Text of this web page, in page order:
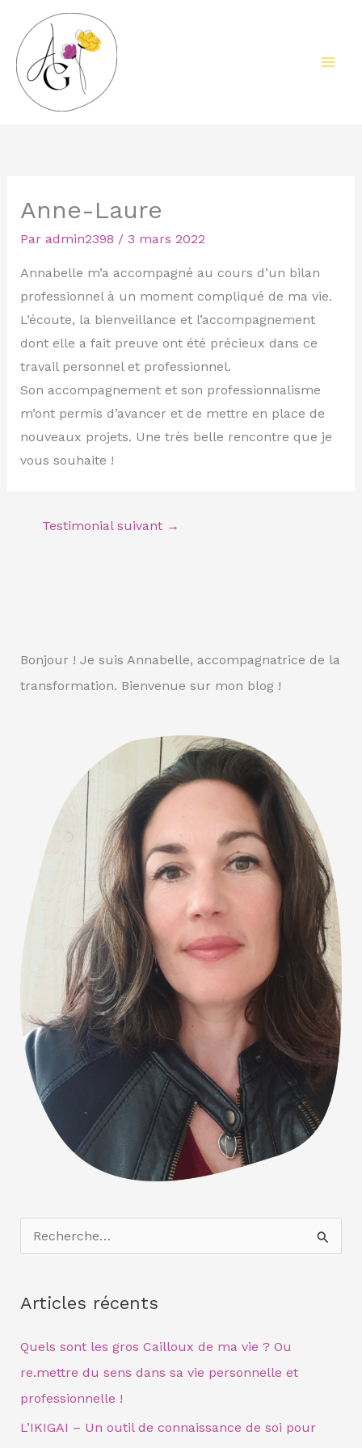
contenu
Anne-Laure
Par admin2398 / 3 mars 2022
Annabelle m’a accompagné au cours d’un bilan
professionnel à un moment compliqué de ma vie.
L’écoute, la bienveillance et l’accompagnement
dont elle a fait preuve ont été précieux dans ce
travail personnel et professionnel.
Son accompagnement et son professionnalisme
m’ont permis d’avancer et de mettre en place de
nouveaux projets. Une très belle rencontre que je
vous souhaite !
Testimonial suivant →
Bonjour ! Je suis Annabelle, accompagnatrice de la
transformation. Bienvenue sur mon blog !
e
r
c
h
Articles récents
Quels sont les gros Cailloux de ma vie ? Ou
re.mettre du sens dans sa vie personnelle et
professionnelle !
L’IKIGAI – Un outil de connaissance de soi pour